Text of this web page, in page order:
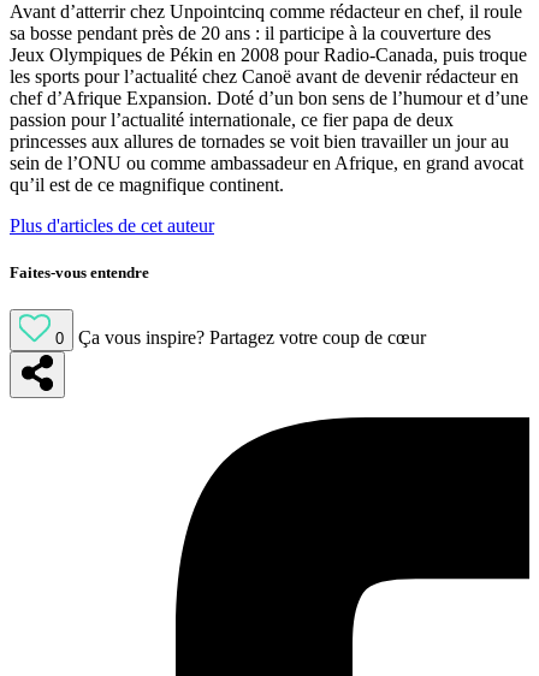
Avant d’atterrir chez Unpointcinq comme rédacteur en chef, il roule
sa bosse pendant près de 20 ans : il participe à la couverture des
Jeux Olympiques de Pékin en 2008 pour Radio-Canada, puis troque
les sports pour l’actualité chez Canoë avant de devenir rédacteur en
chef d’Afrique Expansion. Doté d’un bon sens de l’humour et d’une
passion pour l’actualité internationale, ce fier papa de deux
princesses aux allures de tornades se voit bien travailler un jour au
sein de l’ONU ou comme ambassadeur en Afrique, en grand avocat
qu’il est de ce magnifique continent.
Plus d'articles de cet auteur
Faites-vous entendre
0 Ça vous inspire? Partagez votre coup de cœur